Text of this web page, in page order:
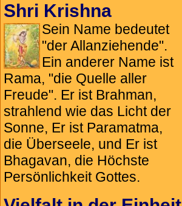
Shri Krishna
Sein Name bedeutet
"der Allanziehende".
Ein anderer Name ist
Rama, "die Quelle aller
Freude". Er ist Brahman,
strahlend wie das Licht der
Sonne, Er ist Paramatma,
die Überseele, und Er ist
Bhagavan, die Höchste
Persönlichkeit Gottes.